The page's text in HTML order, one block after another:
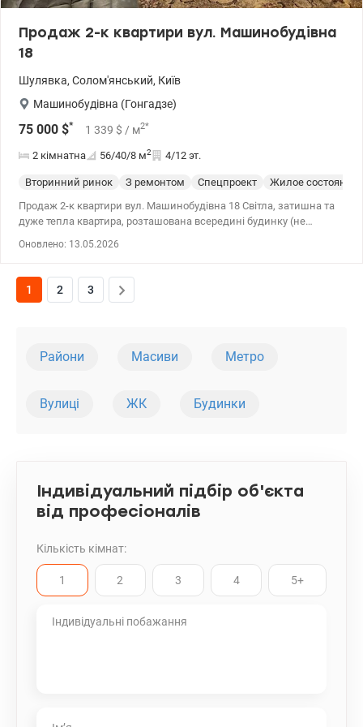
Продаж 2-к квартири вул. Машинобудівна
18
Шулявка, Солом'янський, Київ
Машинобудівна (Гонгадзе)
75 000 $* 1 339 $ / м2*
2 кімнатна 56/40/8 м2 4/12 эт.
Вторинний ринок З ремонтом Спецпроект
Жилое состояние
Продаж 2-к квартири вул. Машинобудівна 18 Світла, затишна та
дуже тепла квартира, розташована всередині будинку (не
для відпочинку або зберігання. Кооперативний будинок
доглянутий підїзд, відповідальне обслуговування та порядок у
Оновлено: 13.05.2026
1 2 3
Райони Масиви Метро
Вулиці ЖК Будинки
Індивідуальний підбір об'єкта
від професіоналів
Кількість кімнат:
1 2 3 4 5+